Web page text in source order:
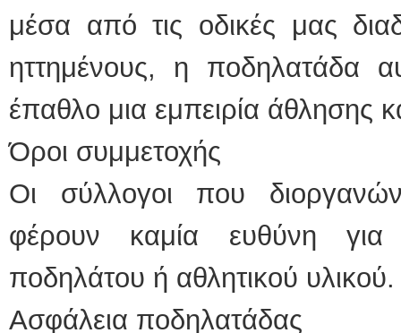
μέσα από τις οδικές μας
ηττημένους, η ποδηλατάδα
έπαθλο μια εμπειρία άθλησης
Όροι συμμετοχής
Οι σύλλογοι που
φέρουν καμία ευθύνη
ποδηλάτου ή αθλητικού υλικού.
Ασφάλεια ποδηλατάδας